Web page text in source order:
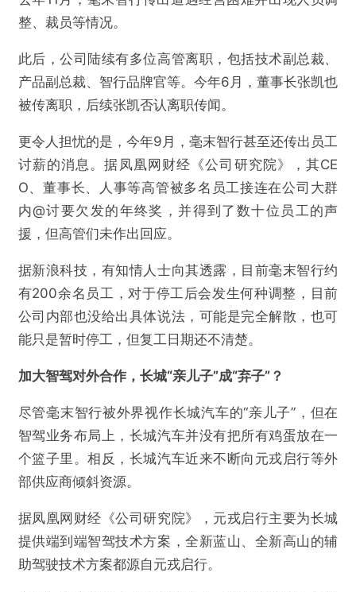
整、裁员等情况。
此后，公司陆续有多位高管离职，包括技术副总裁、
产品副总裁、智行品牌官等。今年6月，董事长张凯也
被传离职，后续张凯否认离职传闻。
更令人担忧的是，今年9月，毫末智行甚至还传出员工
讨薪的消息。据凤凰网财经《公司研究院》，其CE
O、董事长、人事等高管被多名员工接连在公司大群
内@讨要欠发的年终奖，并得到了数十位员工的声
援，但高管们未作出回应。
据新浪科技，有知情人士向其透露，目前毫末智行约
有200余名员工，对于停工后会发生何种调整，目前
公司内部也没给出具体说法，可能是完全解散，也可
能只是暂时停工，但复工日期还不清楚。
加大智驾对外合作，长城“亲儿子”成“弃子”？
尽管毫末智行被外界视作长城汽车的“亲儿子”，但在
智驾业务布局上，长城汽车并没有把所有鸡蛋放在一
个篮子里。相反，长城汽车近来不断向元戎启行等外
部供应商倾斜资源。
据凤凰网财经《公司研究院》，元戎启行主要为长城
提供端到端智驾技术方案，全新蓝山、全新高山的辅
助驾驶技术方案都源自元戎启行。